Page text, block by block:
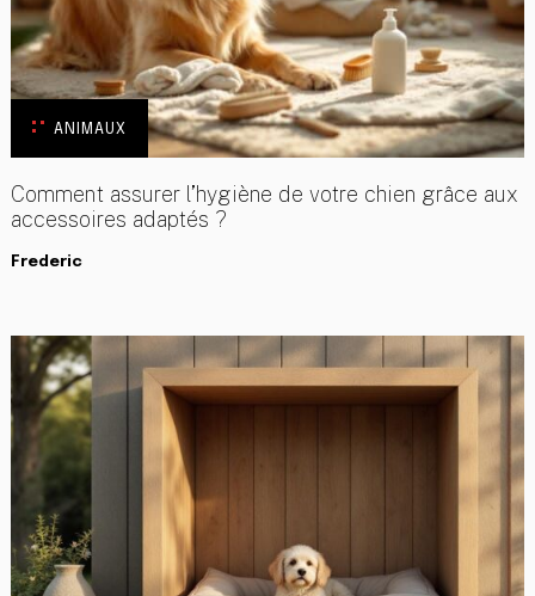
ANIMAUX
Comment assurer l’hygiène de votre chien grâce aux
accessoires adaptés ?
Frederic